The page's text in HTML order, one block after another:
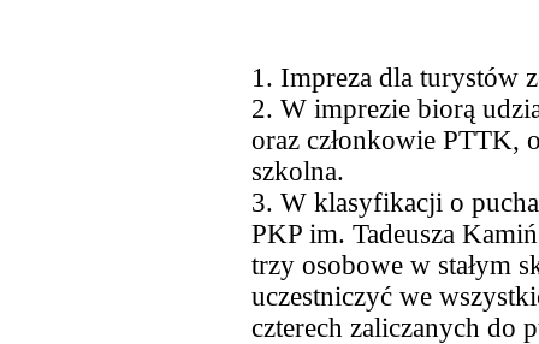
1. Impreza dla turystów
2. W imprezie biorą
oraz członkowie PTTK,
szkolna.
3. W klasyfikacji o
PKP im. Tadeusza
trzy osobowe w stałym
uczestniczyć we
czterech zaliczanych do